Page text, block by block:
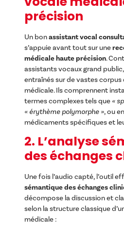
précision
Un bonassistant vocal
s’appuie avant tout sur une
médicale haute précision.
assistants vocaux grand
entraînés sur de vastes
médicale. Ils comprennent
termes complexes tels que «
« érythème polymorphe », ou
médicaments spécifiques et
2. L’analyse
des échanges
Une fois l’audio capté, l’outil
sémantique des échanges
décompose la discussion et
selon la structure classique
médicale :